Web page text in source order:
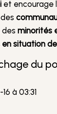
et encourage
des
desminorités
en situation
du
à 03:31